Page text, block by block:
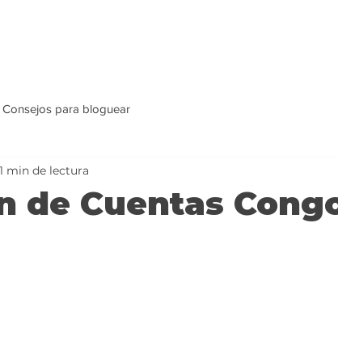
Consejos para bloguear
de Cuentas
1 min de lectura